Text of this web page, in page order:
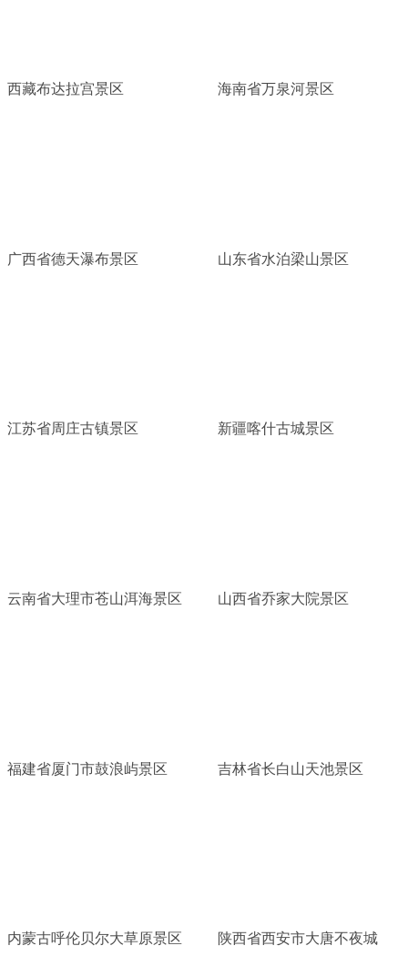
西藏布达拉宫景区 海南省万泉河景区
广西省德天瀑布景区 山东省水泊梁山景区
江苏省周庄古镇景区 新疆喀什古城景区
云南省大理市苍山洱海景区 山西省乔家大院景区
福建省厦门市鼓浪屿景区 吉林省长白山天池景区
内蒙古呼伦贝尔大草原景区 陕西省西安市大唐不夜城